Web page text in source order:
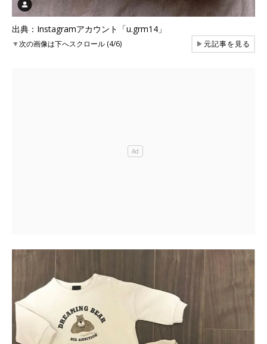
出典：Instagramアカウント「u.grm14」
▼次の画像は下へスクロール (4/6) ▶元記事を見る